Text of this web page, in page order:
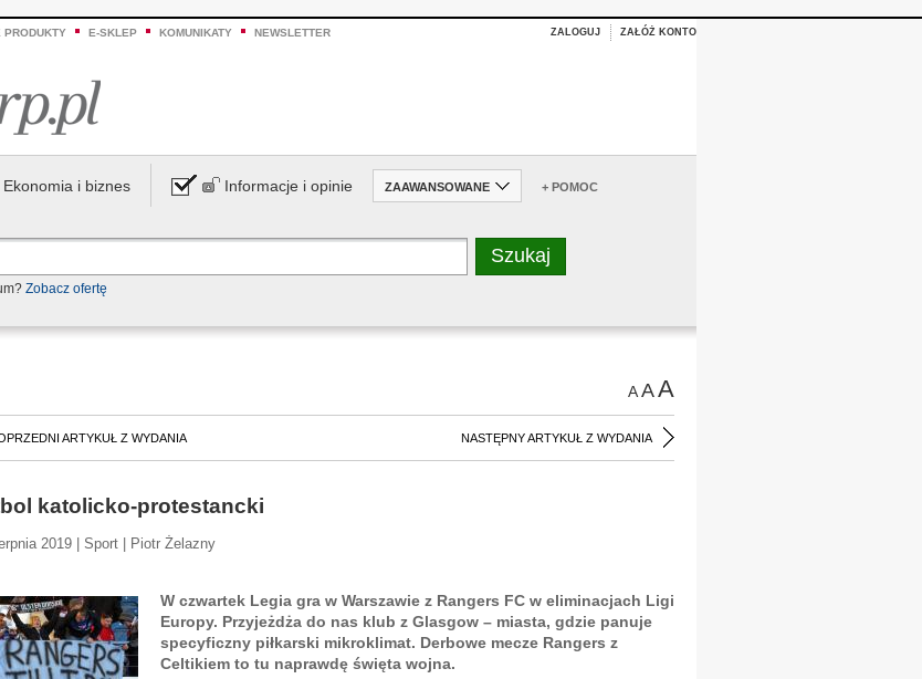
PRODUKTY E-SKLEP KOMUNIKATY NEWSLETTER ZALOGUJ ZAŁÓŻ KONTO
Ekonomia i biznes Informacje i opinie ZAAWANSOWANE + POMOC
Zobacz ofertę
AAA
ARTYKUŁ Z WYDANIA NASTĘPNY ARTYKUŁ Z WYDANIA
katolicko-protestancki
2019 | Sport | Piotr Żelazny
W czwartek Legia gra w Warszawie z Rangers FC w eliminacjach Ligi
Europy. Przyjeżdża do nas klub z Glasgow – miasta, gdzie panuje
specyficzny piłkarski mikroklimat. Derbowe mecze Rangers z
Celtikiem to tu naprawdę święta wojna.